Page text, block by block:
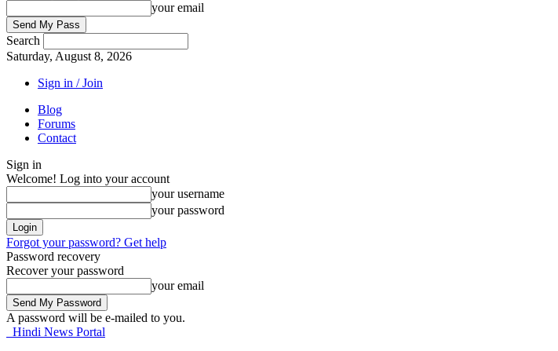
your email
Search
Saturday, August 8, 2026
Sign in / Join
Blog
Forums
Contact
Sign in
Welcome! Log into your account
your username
your password
Forgot your password? Get help
Password recovery
Recover your password
your email
A password will be e-mailed to you.
Hindi News Portal